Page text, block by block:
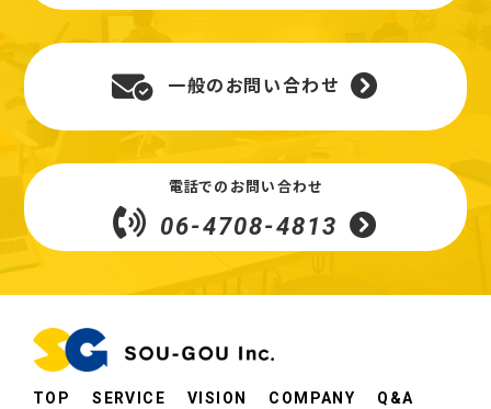
一般のお問い合わせ
電話でのお問い合わせ
06-4708-4813
TOP SERVICE VISION COMPANY
Q&A